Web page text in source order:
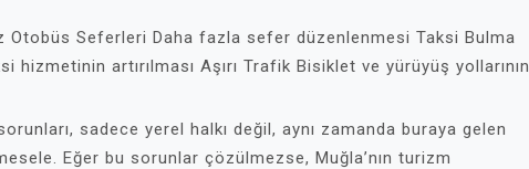
Otobüs Seferleri Daha fazla sefer düzenlenmesi Taksi Bulma
artırılması Aşırı Trafik Bisiklet ve yürüyüş yollarının
sadece yerel halkı değil, aynı zamanda buraya gelen
Eğer bu sorunlar çözülmezse, Muğla’nın turizm